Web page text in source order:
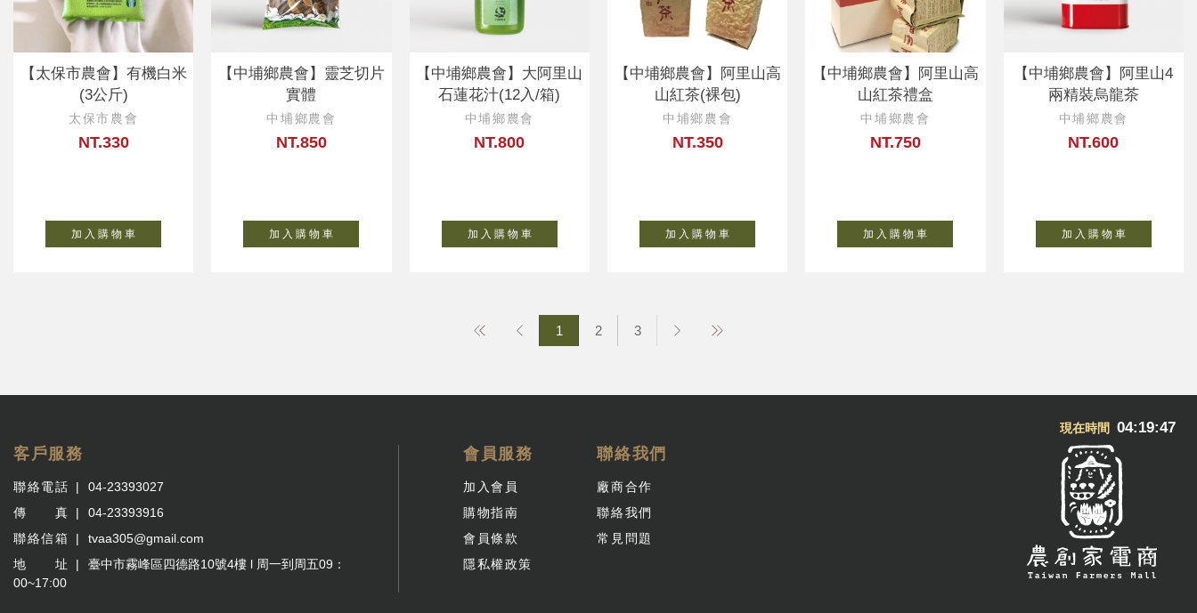
【太保市農會】有機白米
(3公斤)
太保市農會
NT.330
加 入 購 物 車
【中埔鄉農會】靈芝切片
實體
中埔鄉農會
NT.850
加 入 購 物 車
【中埔鄉農會】大阿里山
石蓮花汁(12入/箱)
中埔鄉農會
NT.800
加 入 購 物 車
【中埔鄉農會】阿里山高
山紅茶(裸包)
中埔鄉農會
NT.350
加 入 購 物 車
【中埔鄉農會】阿里山高
山紅茶禮盒
中埔鄉農會
NT.750
加 入 購 物 車
【中埔鄉農會】阿里山4
兩精裝烏龍茶
中埔鄉農會
NT.600
加 入 購 物 車
1 2 3
現在時間 04:19:48
客戶服務
聯絡電話
04-23393027
傳 真
04-23393916
聯絡信箱
tvaa305@gmail.com
地 址
臺中市霧峰區四德路10號4樓 l 周一到周五09：
00~17:00
會員服務
加入會員
購物指南
會員條款
隱私權政策
聯絡我們
廠商合作
聯絡我們
常見問題